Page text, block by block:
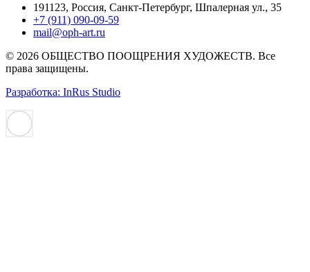
191123, Россия, Санкт-Петербург, Шпалерная ул., 35
+7 (911) 090-09-59
mail@oph-art.ru
© 2026 ОБЩЕСТВО ПООЩРЕНИЯ ХУДОЖЕСТВ. Все
права защищены.
Разработка: InRus Studio